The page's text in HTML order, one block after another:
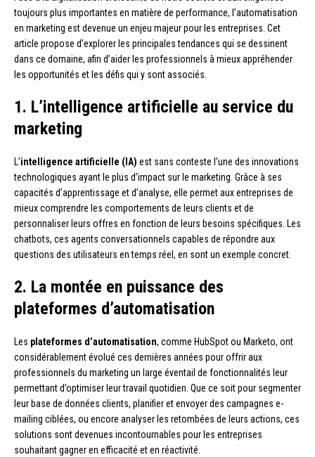
toujours plus importantes en matière de performance, l’automatisation
en marketing est devenue un enjeu majeur pour les entreprises. Cet
article propose d’explorer les principales tendances qui se dessinent
dans ce domaine, afin d’aider les professionnels à mieux appréhender
les opportunités et les défis qui y sont associés.
1. L’intelligence artificielle au service du
marketing
L’intelligence artificielle (IA) est sans conteste l’une des innovations
technologiques ayant le plus d’impact sur le marketing. Grâce à ses
capacités d’apprentissage et d’analyse, elle permet aux entreprises de
mieux comprendre les comportements de leurs clients et de
personnaliser leurs offres en fonction de leurs besoins spécifiques. Les
chatbots, ces agents conversationnels capables de répondre aux
questions des utilisateurs en temps réel, en sont un exemple concret.
2. La montée en puissance des
plateformes d’automatisation
Les plateformes d’automatisation, comme HubSpot ou Marketo, ont
considérablement évolué ces dernières années pour offrir aux
professionnels du marketing un large éventail de fonctionnalités leur
permettant d’optimiser leur travail quotidien. Que ce soit pour segmenter
leur base de données clients, planifier et envoyer des campagnes e-
mailing ciblées, ou encore analyser les retombées de leurs actions, ces
solutions sont devenues incontournables pour les entreprises
souhaitant gagner en efficacité et en réactivité.